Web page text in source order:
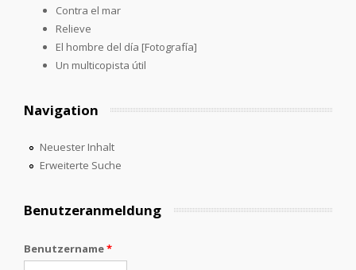
Contra el mar
Relieve
El hombre del día [Fotografía]
Un multicopista útil
Navigation
Neuester Inhalt
Erweiterte Suche
Benutzeranmeldung
Benutzername*